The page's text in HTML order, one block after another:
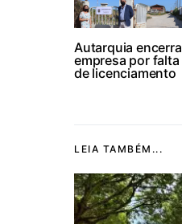
Autarquia encerra
empresa por falta
de licenciamento
LEIA TAMBÉM...